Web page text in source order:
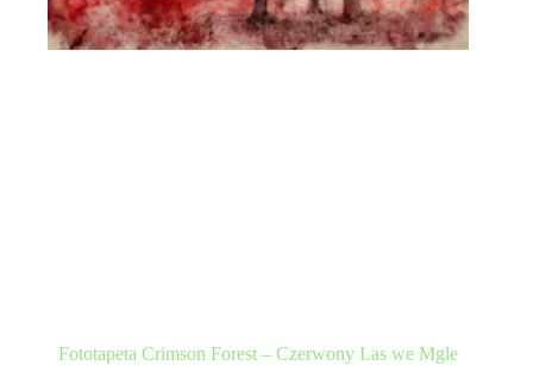
Fototapeta Crimson Forest – Czerwony Las we Mgle